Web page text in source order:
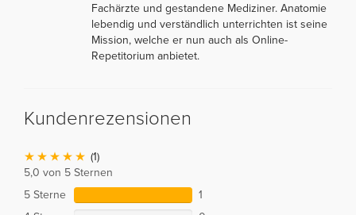
Fachärzte und gestandene Mediziner. Anatomie
lebendig und verständlich unterrichten ist seine
Mission, welche er nun auch als Online-
Repetitorium anbietet.
Kundenrezensionen
(1)
5,0 von 5 Sternen
5 Sterne
1